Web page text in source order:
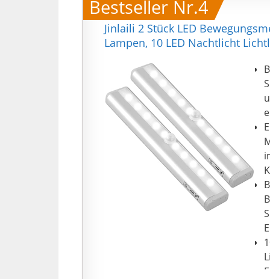
Bestseller Nr.4
Jinlaili 2 Stück LED
Lampen, 10 LED Nachtlicht